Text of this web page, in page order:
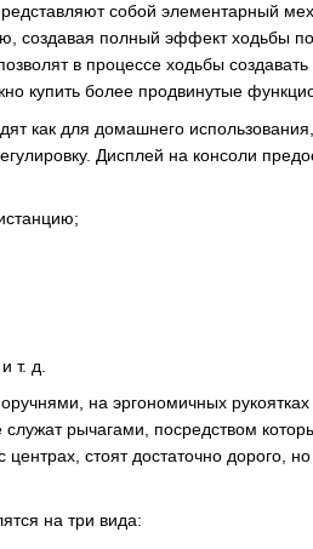
собой элементарный
создавая полный эффект ходьбы
в процессе ходьбы
купить более продвинутые
как для домашнего
Дисплей на консоли
т. д.
на эргономичных
рычагами, посредством
стоят достаточно дорого, но
на три вида: